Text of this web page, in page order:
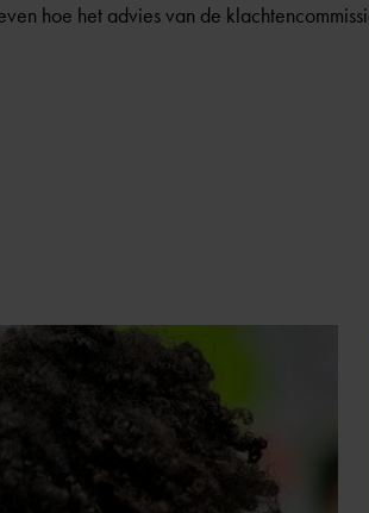
hoe het advies van de